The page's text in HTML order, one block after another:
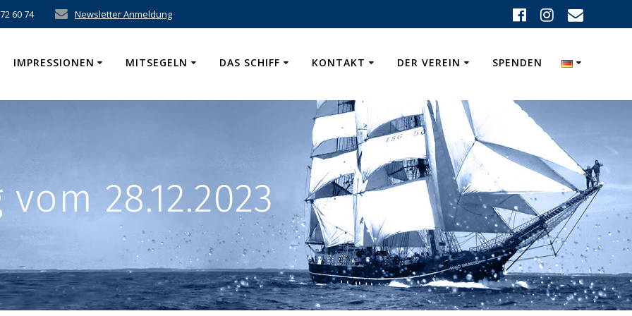
60 74 Newsletter Anmeldung
IMPRESSIONEN MITSEGELN DAS SCHIFF KONTAKT DER VEREIN SPENDEN
28.12.2023